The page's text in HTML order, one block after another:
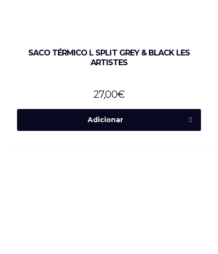
SACO TÉRMICO L SPLIT GREY & BLACK LES
ARTISTES
27,00€
Adicionar